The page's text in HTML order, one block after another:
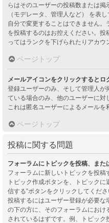
らはそのユーザーの投稿数または
（モデレータ、管理人など） を表
自分で変更することはできません
を投稿するのはお控えください。投
ってはランクを下げられたりアカウ
ページトップ
メールアイコンをクリックすると
登録ユーザーのみ、そして管理人が
ている場合のみ、他のユーザーに対
これは匿名ユーザーによるメールを
ページトップ
投稿に関する問題
フォーラムにトピックを投稿、また
フォーラムに新しいトピックを投
トピック作成ボタンを、トピック
信する”ボタンをクリックしてくだ
投稿するにはユーザー登録が必要
の下の方に、そのフォーラムにお
されているはずです。例、トピック